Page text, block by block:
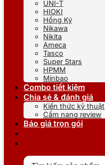
UNI-T
HIOKI
Hồng Ký
Nikawa
Nikita
Ameca
Tasco
Super Stars
HPMM
Minbao
Combo tiết kiệm
Chia sẻ & đánh giá
Kiến thức kỹ thuật
Cẩm nang review
Báo giá trọn gói